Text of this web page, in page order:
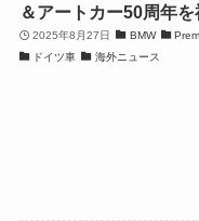
＆アートカー50周年を
2025年8月27日 BMW
ドイツ車
海外ニュース